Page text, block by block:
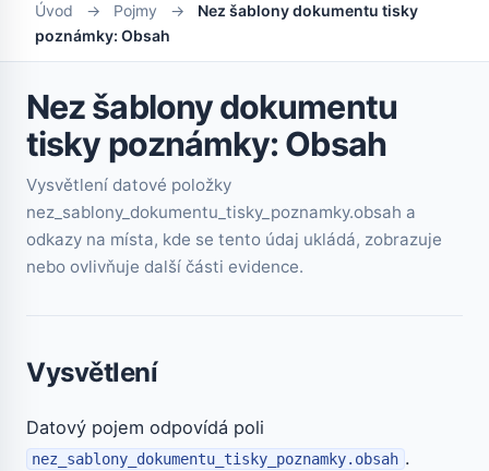
Úvod → Pojmy →
Nez šablony dokumentu tisky
poznámky: Obsah
Nez šablony dokumentu
tisky poznámky: Obsah
Vysvětlení datové položky
nez_sablony_dokumentu_tisky_poznamky.obsah a
odkazy na místa, kde se tento údaj ukládá, zobrazuje
nebo ovlivňuje další části evidence.
Vysvětlení
Datový pojem odpovídá poli
nez_sablony_dokumentu_tisky_poznamky.obsah .